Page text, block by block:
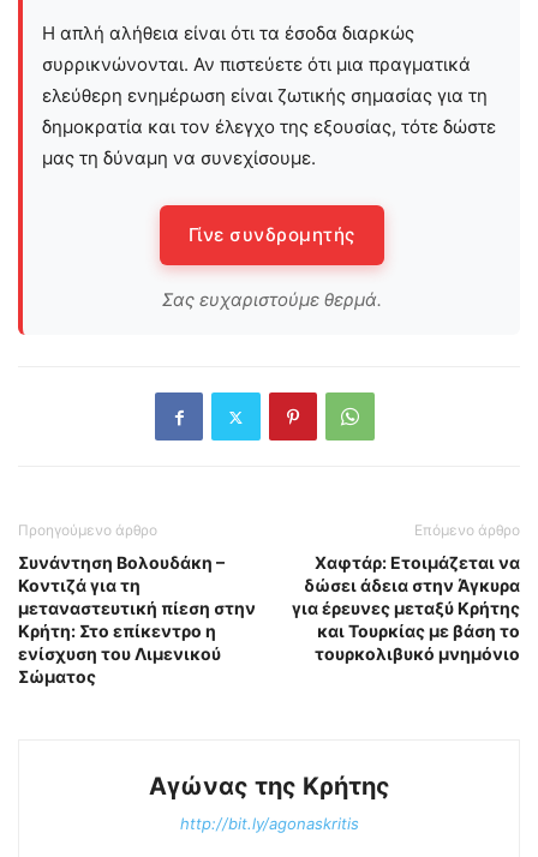
Η απλή αλήθεια είναι ότι τα έσοδα διαρκώς
συρρικνώνονται. Αν πιστεύετε ότι μια πραγματικά
ελεύθερη ενημέρωση είναι ζωτικής σημασίας για τη
δημοκρατία και τον έλεγχο της εξουσίας, τότε δώστε
μας τη δύναμη να συνεχίσουμε.
Γίνε συνδρομητής
Σας ευχαριστούμε θερμά.
Προηγούμενο άρθρο
Συνάντηση Βολουδάκη –
Κοντιζά για τη
μεταναστευτική πίεση στην
Κρήτη: Στο επίκεντρο η
ενίσχυση του Λιμενικού
Σώματος
Επόμενο άρθρο
Χαφτάρ: Ετοιμάζεται να
δώσει άδεια στην Άγκυρα
για έρευνες μεταξύ Κρήτης
και Τουρκίας με βάση το
τουρκολιβυκό μνημόνιο
Αγώνας της Κρήτης
http://bit.ly/agonaskritis